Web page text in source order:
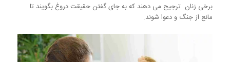
برخی زنان ترجیح می دهند که به جای گفتن حقیقت دروغ بگویند تا
مانع از جنگ و دعوا شوند.